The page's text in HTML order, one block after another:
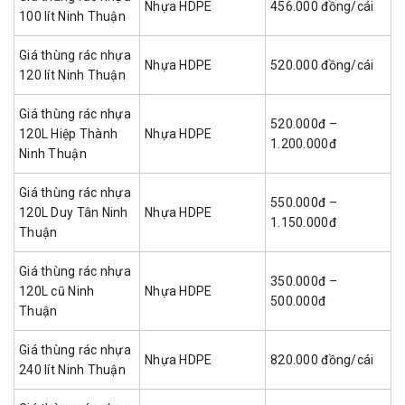
100 lít Ninh Thuận
Nhựa HDPE 456.000 đồng/cái
Giá thùng rác nhựa
120 lít Ninh Thuận
Nhựa HDPE 520.000 đồng/cái
Giá thùng rác nhựa
120L Hiệp Thành
Ninh Thuận
Nhựa HDPE
520.000đ –
1.200.000đ
Giá thùng rác nhựa
120L Duy Tân Ninh
Thuận
Nhựa HDPE
550.000đ –
1.150.000đ
Giá thùng rác nhựa
120L cũ Ninh
Thuận
Nhựa HDPE
350.000đ –
500.000đ
Giá thùng rác nhựa
240 lít Ninh Thuận
Nhựa HDPE 820.000 đồng/cái